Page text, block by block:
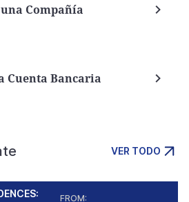
Compañía
Cuenta Bancaria
VER TODO
FROM: